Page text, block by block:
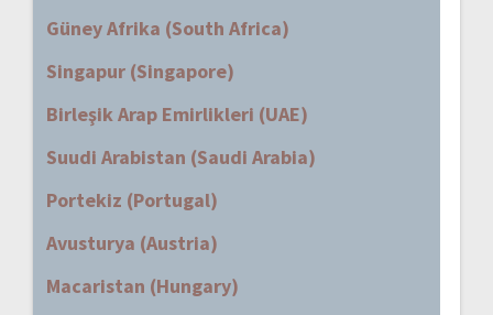
Güney Afrika (South Africa)
Singapur (Singapore)
Birleşik Arap Emirlikleri (UAE)
Suudi Arabistan (Saudi Arabia)
Portekiz (Portugal)
Avusturya (Austria)
Macaristan (Hungary)